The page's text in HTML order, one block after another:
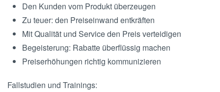
Den Kunden vom Produkt überzeugen
Zu teuer: den Preiseinwand entkräften
Mit Qualität und Service den Preis verteidigen
Begeisterung: Rabatte überflüssig machen
Preiserhöhungen richtig kommunizieren
Fallstudien und Trainings: